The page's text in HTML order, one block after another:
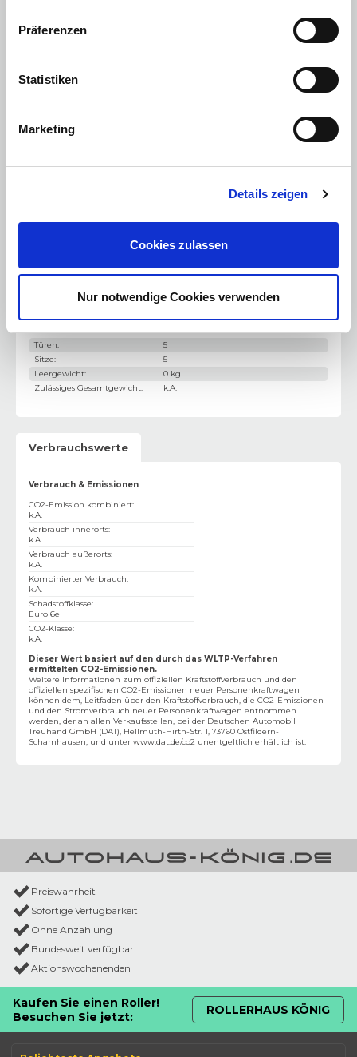
Präferenzen
Statistiken
Marketing
Details zeigen
Cookies zulassen
Nur notwendige Cookies verwenden
Hubraum:
1199 cm³
74 kW
Kraftstoff:
Benzin
Schaltgetriebe
Gewicht & Abmessung
Türen:
5
Sitze:
5
Leergewicht:
0 kg
Zulässiges Gesamtgewicht: k.A.
Verbrauchswerte
Verbrauch & Emissionen
CO2-Emission kombiniert:
k.A.
Verbrauch innerorts:
k.A.
Verbrauch außerorts:
k.A.
Kombinierter Verbrauch:
k.A.
Schadstoffklasse:
Euro 6e
CO2-Klasse:
k.A.
Dieser Wert basiert auf den durch das WLTP-Verfahren
ermittelten CO2-Emissionen.
Weitere Informationen zum offiziellen Kraftstoffverbrauch und den
offiziellen spezifischen CO2-Emissionen neuer Personenkraftwagen
können dem‚ Leitfaden über den Kraftstoffverbrauch, die CO2-Emissionen
und den Stromverbrauch neuer Personenkraftwagen entnommen
werden, der an allen Verkaufsstellen, bei der Deutschen Automobil
Treuhand GmbH (DAT), Hellmuth-Hirth-Str. 1, 73760 Ostfildern-
Scharnhausen, und unter www.dat.de/co2 unentgeltlich erhältlich ist.
Preiswahrheit
Sofortige Verfügbarkeit
Ohne Anzahlung
Bundesweit verfügbar
Aktionswochenenden
Kaufen Sie einen Roller!
Besuchen Sie jetzt:
ROLLERHAUS KÖNIG